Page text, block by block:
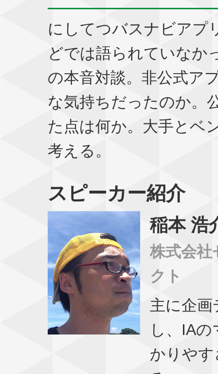
にしてつバスナビアプ
どでは語られていなか
の本音対談。非公式ア
な気持ちだったのか。
た点は何か。大手とベ
考える。
スピーカー紹介
稲本 浩
株式会社
クト
主に企
し、IA
かりや